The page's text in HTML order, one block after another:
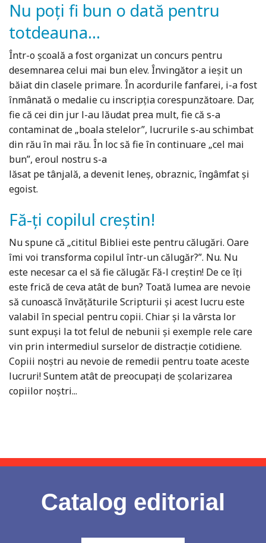
Nu poți fi bun o dată pentru
totdeauna...
Într-o școală a fost organizat un concurs pentru
desemnarea celui mai bun elev. Învingător a ieșit un
băiat din clasele primare. În acordurile fanfarei, i-a fost
înmânată o medalie cu inscripția corespunzătoare. Dar,
fie că cei din jur l-au lăudat prea mult, fie că s-a
contaminat de „boala stelelor”, lucrurile s-au schimbat
din rău în mai rău. În loc să fie în continuare „cel mai
bun”, eroul nostru s-a
lăsat pe tânjală, a devenit leneș, obraznic, îngâmfat și
egoist.
Fă-ți copilul creștin!
Nu spune că „cititul Bibliei este pentru călugări. Oare
îmi voi transforma copilul într-un călugăr?”. Nu. Nu
este necesar ca el să fie călugăr. Fă-l creștin! De ce îți
este frică de ceva atât de bun? Toată lumea are nevoie
să cunoască învățăturile Scripturii și acest lucru este
valabil în special pentru copii. Chiar și la vârsta lor
sunt expuși la tot felul de nebunii și exemple rele care
vin prin intermediul surselor de distracție cotidiene.
Copiii noștri au nevoie de remedii pentru toate aceste
lucruri! Suntem atât de preocupați de școlarizarea
copiilor noștri...
Catalog editorial